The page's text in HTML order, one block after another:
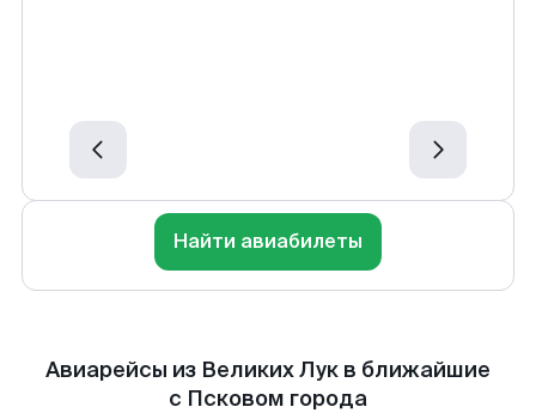
Найти авиабилеты
Авиарейсы из Великих Лук в ближайшие
с Псковом города